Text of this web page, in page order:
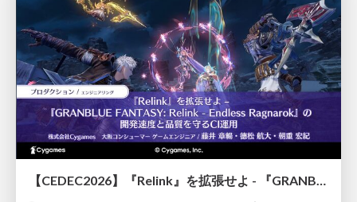
【CEDEC2026】『Relink』を拡張せよ - 『GRANBLUE FANTASY: Relink - Endless Ragnarok』の開発速度と品質を守るCI運用